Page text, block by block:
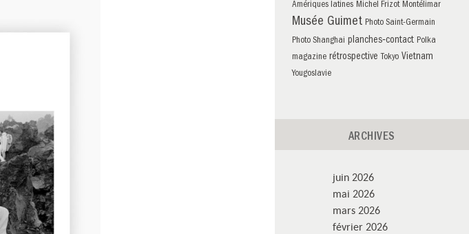
Amériques latines Michel Frizot Montélimar
Musée Guimet Photo Saint-Germain
Photo Shanghai planches‑contact Polka
magazine rétrospective Tokyo Vietnam
Yougoslavie
ARCHIVES
juin 2026
mai 2026
mars 2026
février 2026